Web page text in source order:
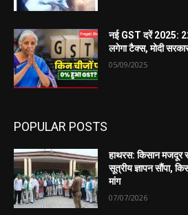
नई GST दरें 2025:
लगेगा टैक्स, मोदी
05/09/2025
POPULAR POSTS
हाथरस: किसान मजदूर
सूत्रीय ज्ञापन सौंपा,
मांग
07/07/2026